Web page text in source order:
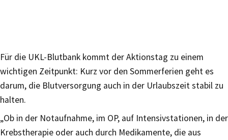
Für die UKL-Blutbank kommt der Aktionstag zu einem
wichtigen Zeitpunkt: Kurz vor den Sommerferien geht es
darum, die Blutversorgung auch in der Urlaubszeit stabil zu
halten.
„Ob in der Notaufnahme, im OP, auf Intensivstationen, in der
Krebstherapie oder auch durch Medikamente, die aus